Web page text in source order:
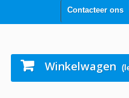
Contacteer ons
Winkelwagen